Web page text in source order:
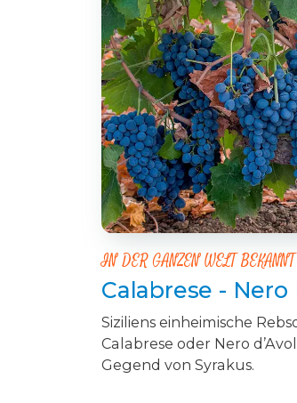
IN DER GANZEN WELT
Calabrese - Nero
Siziliens einheimische
Calabrese oder Nero
Gegend von Syrakus.